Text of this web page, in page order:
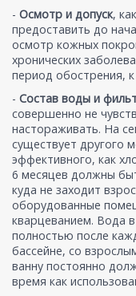
- Осмотр и допуск,
предоставить до
осмотр кожных
хронических
период обострения,
- Состав воды и
совершенно не
настораживать. На
существует другого
эффективного, как
6 месяцев должны
куда не заходит
оборудованные
кварцеванием. Вода
полностью после
бассейне, со
ванну постоянно
время как